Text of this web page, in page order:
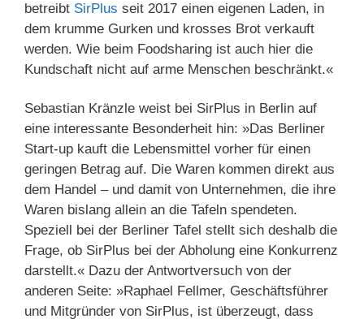
betreibt SirPlus seit 2017 einen eigenen Laden, in
dem krumme Gurken und krosses Brot verkauft
werden. Wie beim Foodsharing ist auch hier die
Kundschaft nicht auf arme Menschen beschränkt.«
Sebastian Kränzle weist bei SirPlus in Berlin auf
eine interessante Besonderheit hin: »Das Berliner
Start-up kauft die Lebensmittel vorher für einen
geringen Betrag auf. Die Waren kommen direkt aus
dem Handel – und damit von Unternehmen, die ihre
Waren bislang allein an die Tafeln spendeten.
Speziell bei der Berliner Tafel stellt sich deshalb die
Frage, ob SirPlus bei der Abholung eine Konkurrenz
darstellt.« Dazu der Antwortversuch von der
anderen Seite: »Raphael Fellmer, Geschäftsführer
und Mitgründer von SirPlus, ist überzeugt, dass